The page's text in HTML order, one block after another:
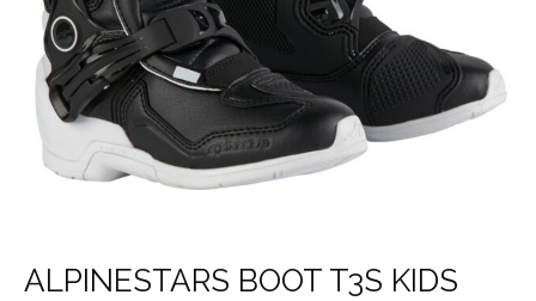
ALPINESTARS BOOT T3S KIDS